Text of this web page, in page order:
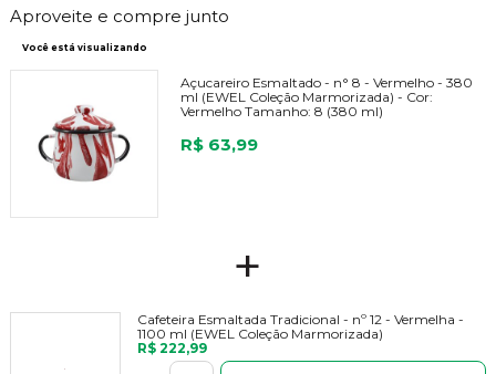
Aproveite e compre junto
Você está visualizando
Açucareiro Esmaltado - n° 8 - Vermelho - 380
ml (EWEL Coleção Marmorizada) - Cor:
Vermelho Tamanho: 8 (380 ml)
R$ 63,99
+
Cafeteira Esmaltada Tradicional - nº 12 - Vermelha -
1100 ml (EWEL Coleção Marmorizada)
R$ 222,99